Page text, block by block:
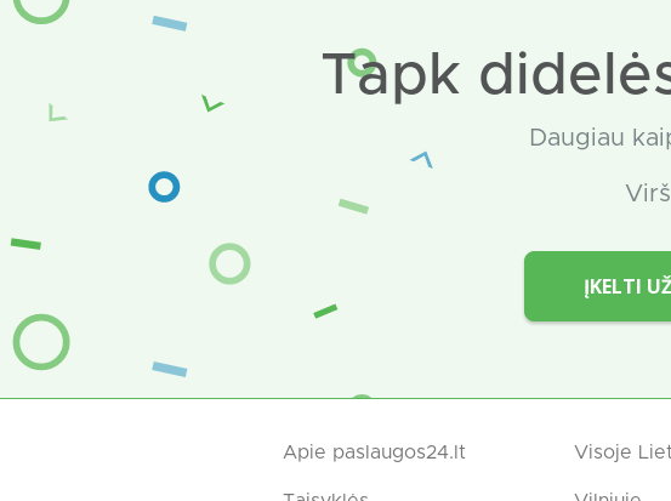
Tapk
Daugiau
Virš
ĮKELTI
Apie paslaugos24.lt Visoje